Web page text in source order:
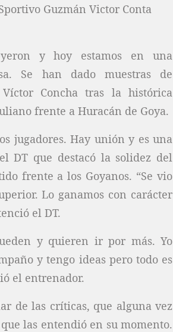
Guzmán Victor Conta
y hoy estamos en una
Se han dado muestras de
Víctor Concha tras la histórica
frente a Huracán de Goya.
jugadores. Hay unión y es una
DT que destacó la solidez del
frente a los Goyanos. “Se vio
Lo ganamos con carácter
el DT.
y quieren ir por más. Yo
y tengo ideas pero todo es
el entrenador.
de las críticas, que alguna vez
las entendió en su momento.